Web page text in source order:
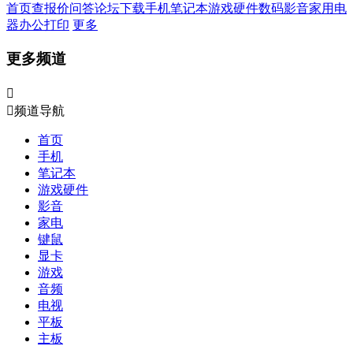
首页查报价问答论坛下载手机笔记本游戏硬件数码影音家用电
器办公打印 更多
更多频道

频道导航
首页
手机
笔记本
游戏硬件
影音
家电
键鼠
显卡
游戏
音频
电视
平板
主板